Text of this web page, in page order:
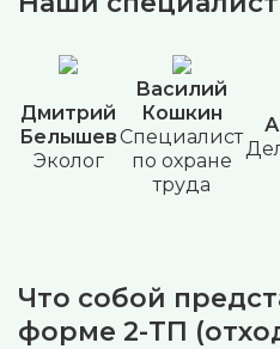
Дмитрий
Белышев
Эколог
Василий
Кошкин
Специалист
по охране
труда
Что собой
форме 2-ТП